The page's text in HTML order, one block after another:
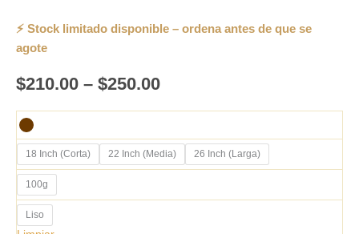
$210.00 – $250.00
18 Inch (Corta) 22 Inch (Media) 26 Inch (Larga)
100g
Liso